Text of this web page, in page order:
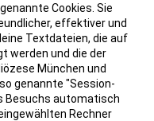
Cookies. Sie
effektiver und
Textdateien, die auf
werden und die der
München und
genannte "Session-
Besuchs automatisch
Rechner